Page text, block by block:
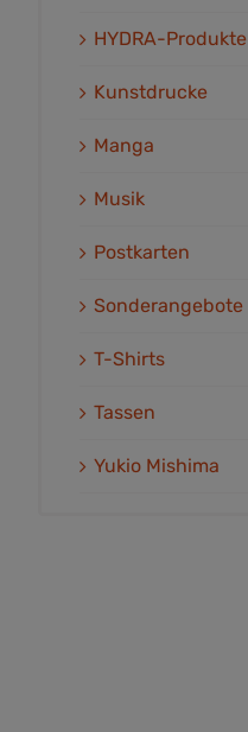
HYDRA-Produkte
Kunstdrucke
Manga
Musik
Postkarten
Sonderangebote
T-Shirts
Tassen
Yukio Mishima